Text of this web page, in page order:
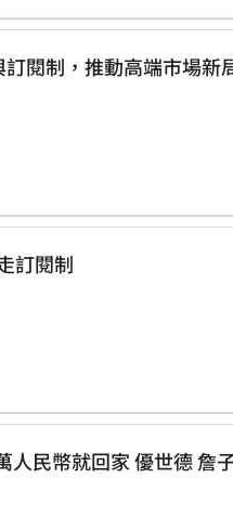
長 敏捷策略與訂閱制，推動高端市場新
走訂閱制